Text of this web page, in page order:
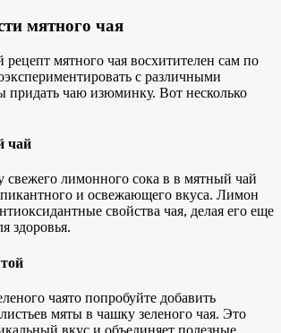
мятного чая
рецепт мятного чая восхитителен сам по
с различными
придать чаю изюминку. Вот несколько
чай
свежего лимонного сока в в мятный чай
и освежающего вкуса. Лимон
свойства чая, делая его еще
здоровья.
чаято попробуйте добавить
мяты в чашку зеленого чая. Это
вкус и объединяет полезные